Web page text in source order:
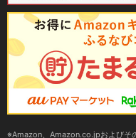
Amazon、Amazon.co.jpおよびそ